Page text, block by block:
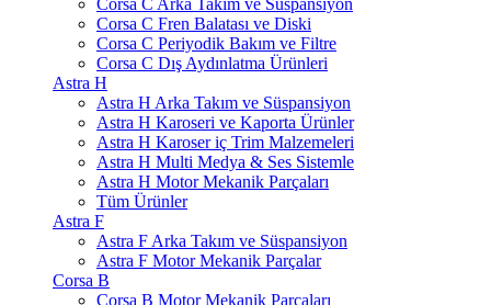
Corsa C Arka Takım ve Süspansiyon
Corsa C Fren Balatası ve Diski
Corsa C Periyodik Bakım ve Filtre
Corsa C Dış Aydınlatma Ürünleri
Astra H
Astra H Arka Takım ve Süspansiyon
Astra H Karoseri ve Kaporta Ürünler
Astra H Karoser iç Trim Malzemeleri
Astra H Multi Medya & Ses Sistemle
Astra H Motor Mekanik Parçaları
Tüm Ürünler
Astra F
Astra F Arka Takım ve Süspansiyon
Astra F Motor Mekanik Parçalar
Corsa B
Corsa B Motor Mekanik Parçaları